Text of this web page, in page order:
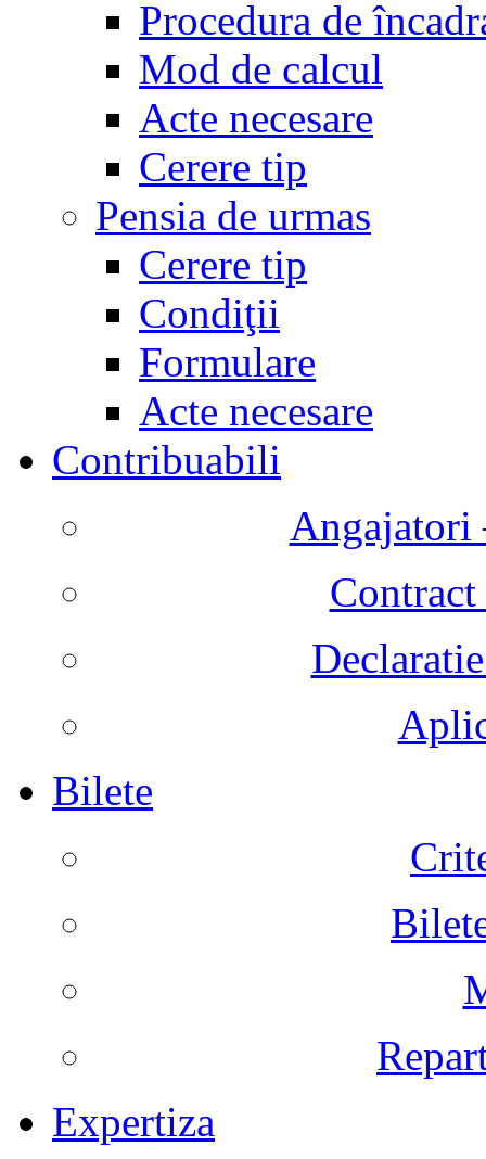
Procedura de
Mod de calcul
Acte necesare
Cerere tip
Pensia de urmas
Cerere tip
Condiţii
Formulare
Acte necesare
Contribuabili
Angajatori
Contract
Bilete
Expertiza